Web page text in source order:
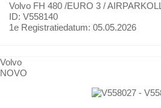
Volvo FH 480 /EURO 3 / AIRPARKOLL
ID: V558140
1e Registratiedatum: 05.05.2026
Volvo
NOVO